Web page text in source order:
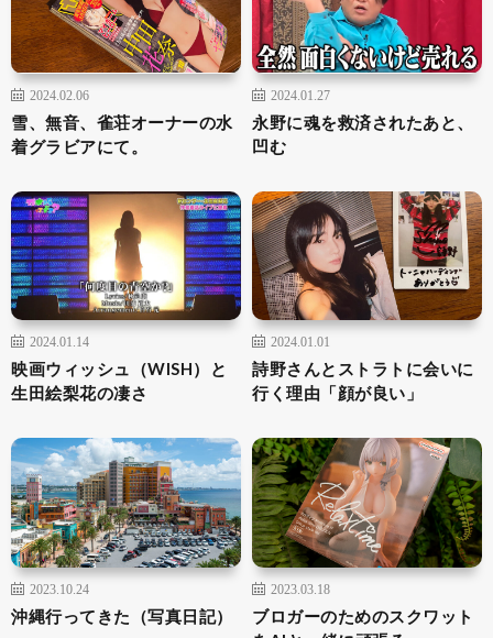
2024.02.06
雪、無音、雀荘オーナーの水
着グラビアにて。
2024.01.27
永野に魂を救済されたあと、
凹む
2024.01.14
映画ウィッシュ（WISH）と
生田絵梨花の凄さ
2024.01.01
詩野さんとストラトに会いに
行く理由「顔が良い」
2023.10.24
沖縄行ってきた（写真日記）
2023.03.18
ブロガーのためのスクワット